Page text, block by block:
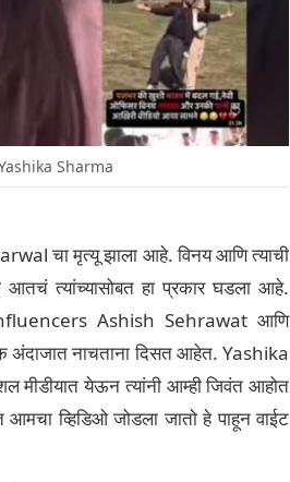
Sharma
चा मृत्यू झाला आहे. विनय आणि त्याची
आतचं त्यांच्यासोबत हा प्रकार घडला आहे.
influencers Ashish Sehrawat आणि
अंदाजात नाचताना दिसत आहेत. Yashika
मीडीयात येऊन त्यांनी आम्ही जिवंत आहोत
व्हिडिओ जोडला जातो हे पाहून वाईट